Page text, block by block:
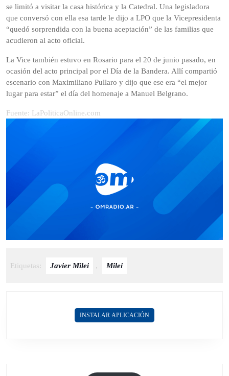
se limitó a visitar la casa histórica y la Catedral. Una legisladora
que conversó con ella esa tarde le dijo a LPO que la Vicepresidenta
“quedó sorprendida con la buena aceptación” de las familias que
acudieron al acto oficial.
La Vice también estuvo en Rosario para el 20 de junio pasado, en
ocasión del acto principal por el Día de la Bandera. Allí compartió
escenario con Maximiliano Pullaro y dijo que ese era “el mejor
lugar para estar” el día del homenaje a Manuel Belgrano.
Fuente: LaPoliticaOnline.com
Etiquetas: Javier Milei , Milei
INSTALAR APLICACIÓN